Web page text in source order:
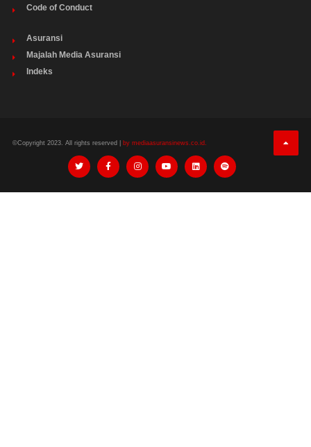
Code of Conduct
Asuransi
Majalah Media Asuransi
Indeks
©Copyright 2023. All rights reserved | by mediaasuransinews.co.id.